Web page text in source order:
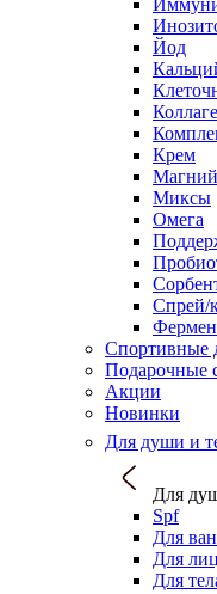
Йод
Крем
Магний
Миксы
Омега
Спрей/
Спортивные
Подарочные
Акции
Новинки
Для души и
Для
Spf
Для
Для
Для